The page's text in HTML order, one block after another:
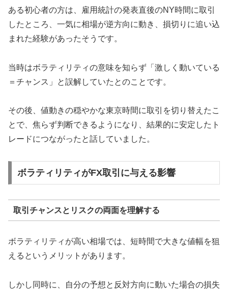
ある初心者の方は、雇用統計の発表直後のNY時間に取引
したところ、一気に相場が逆方向に動き、損切りに追い込
まれた経験があったそうです。
当時はボラティリティの意味を知らず「激しく動いている
＝チャンス」と誤解していたとのことです。
その後、値動きの穏やかな東京時間に取引を切り替えたこ
とで、焦らず判断できるようになり、結果的に安定したト
レードにつながったと話していました。
ボラティリティがFX取引に与える影響
取引チャンスとリスクの両面を理解する
ボラティリティが高い相場では、短時間で大きな値幅を狙
えるというメリットがあります。
しかし同時に、自分の予想と反対方向に動いた場合の損失